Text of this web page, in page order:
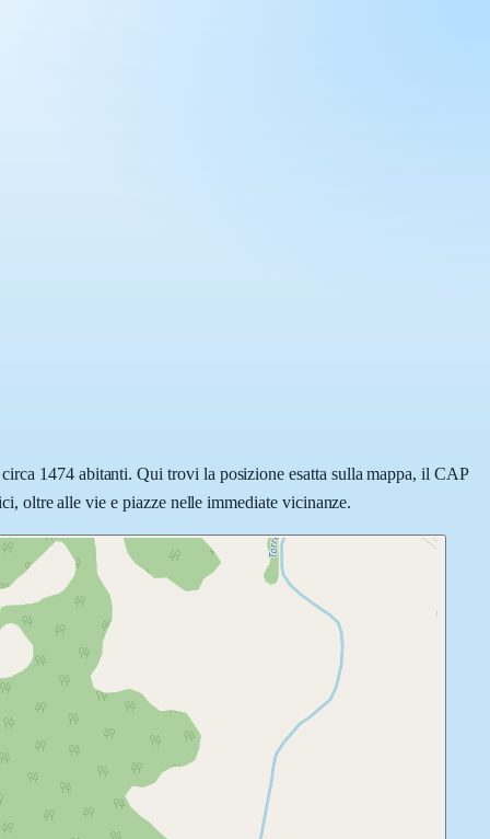
1474 abitanti. Qui trovi la posizione esatta sulla mappa, il CAP
oltre alle vie e piazze nelle immediate vicinanze.